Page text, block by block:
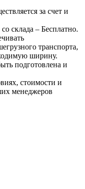
за счет и
склада – Бесплатно.
транспорта,
ширину.
подготовлена и
стоимости и
менеджеров